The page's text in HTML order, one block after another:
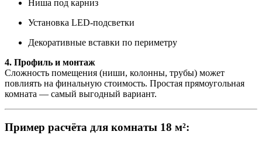
Ниша под карниз
Установка LED-подсветки
Декоративные вставки по периметру
4. Профиль и монтаж
Сложность помещения (ниши, колонны, трубы) может
повлиять на финальную стоимость. Простая прямоугольная
комната — самый выгодный вариант.
Пример расчёта для комнаты 18 м²: